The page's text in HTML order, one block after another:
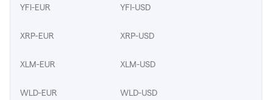
YFI-EUR YFI-USD
XRP-EUR XRP-USD
XLM-EUR XLM-USD
WLD-EUR WLD-USD